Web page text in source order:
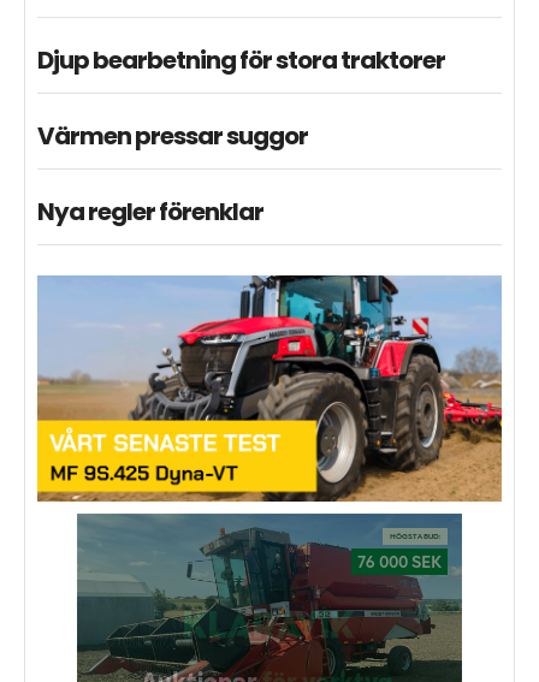
Djup bearbetning för stora traktorer
Värmen pressar suggor
Nya regler förenklar